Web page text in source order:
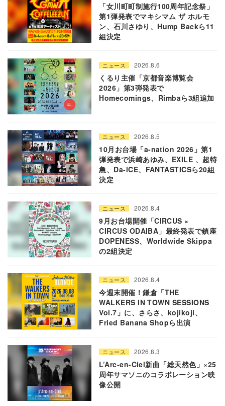
「女川町町制施行100周年記念祭」
第1弾発表でマキシマム ザ ホルモ
ン、石川さゆり、Hump Backら11
組決定
ニュース 2026.8.6
くるり主催「京都音楽博覧会
2026」第3弾発表で
Homecomings、Rimbaら3組追加
ニュース 2026.8.5
10月お台場「a-nation 2026」第1
弾発表で浜崎あゆみ、EXILE 、超特
急、Da-iCE、FANTASTICSら20組
決定
ニュース 2026.8.4
9月お台場開催「CIRCUS ×
CIRCUS ODAIBA」最終発表で鎮座
DOPENESS、Worldwide Skippa
の2組決定
ニュース 2026.8.4
今週末開催！鎌倉「THE
WALKERS IN TOWN SESSIONS
Vol.7」に、さらさ、kojikoji、
Fried Banana Shopら出演
ニュース 2026.8.3
L’Arc-en-Ciel新曲「総天然色」×25
周年サマソニのコラボレーション映
像公開